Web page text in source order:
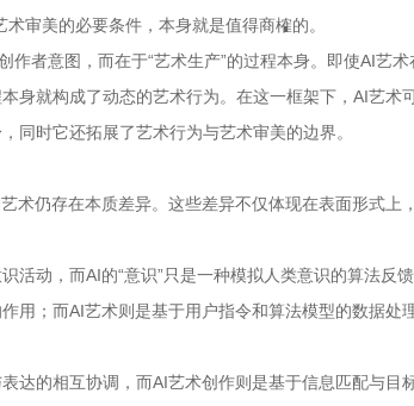
审美的必要条件，本身就是值得商榷的。
作者意图，而在于“艺术生产”的过程本身。即使AI艺
身就构成了动态的艺术行为。在这一框架下，AI艺术
同时它还拓展了艺术行为与艺术审美的边界。
术仍存在本质差异。这些差异不仅体现在表面形式上
活动，而AI的“意识”只是一种模拟人类意识的算法反
用；而AI艺术则是基于用户指令和算法模型的数据处
达的相互协调，而AI艺术创作则是基于信息匹配与目